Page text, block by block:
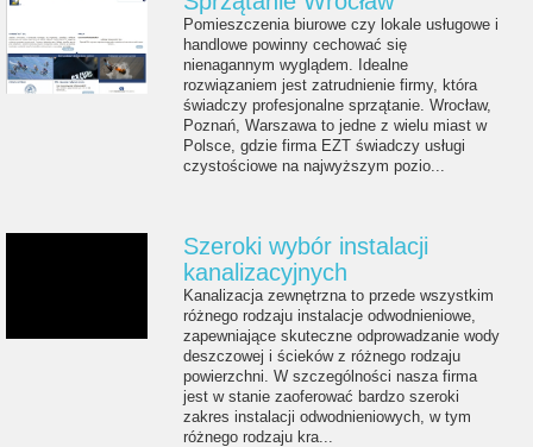
Pomieszczenia biurowe czy lokale usługowe i
handlowe powinny cechować się
nienagannym wyglądem. Idealne
rozwiązaniem jest zatrudnienie firmy, która
świadczy profesjonalne sprzątanie. Wrocław,
Poznań, Warszawa to jedne z wielu miast w
Polsce, gdzie firma EZT świadczy usługi
czystościowe na najwyższym pozio...
Szeroki wybór instalacji
kanalizacyjnych
Kanalizacja zewnętrzna to przede wszystkim
różnego rodzaju instalacje odwodnieniowe,
zapewniające skuteczne odprowadzanie wody
deszczowej i ścieków z różnego rodzaju
powierzchni. W szczególności nasza firma
jest w stanie zaoferować bardzo szeroki
zakres instalacji odwodnieniowych, w tym
różnego rodzaju kra...